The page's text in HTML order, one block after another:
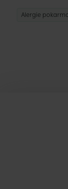
Alergie